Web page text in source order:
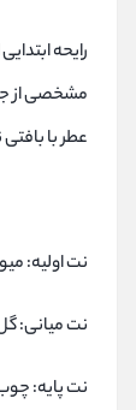
رایحه
مشخصی از
عطر با
نت اولیه:
نت میانی:
نت پایه: